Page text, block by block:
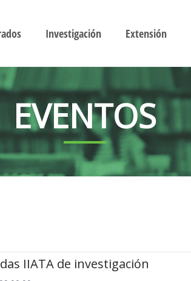
Investigación Extensión
EVENTOS
IIATA de investigación